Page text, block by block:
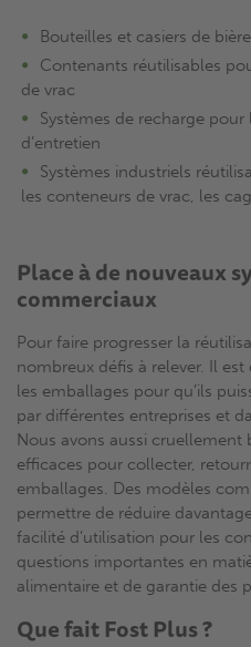
Bouteilles et casiers de
Contenants réutilisables
de vrac
Systèmes de recharge
d’entretien
Systèmes industriels
les conteneurs de vrac, les
Place à de nouveaux
commerciaux
Pour faire progresser la
nombreux défis à relever. Il
les emballages pour qu’ils
par différentes entreprises et
Nous avons aussi cruellement
efficaces pour collecter,
emballages. Des modèles
permettre de réduire
facilité d’utilisation pour les
questions importantes en
alimentaire et de garantie des
Que fait Fost Plus ?